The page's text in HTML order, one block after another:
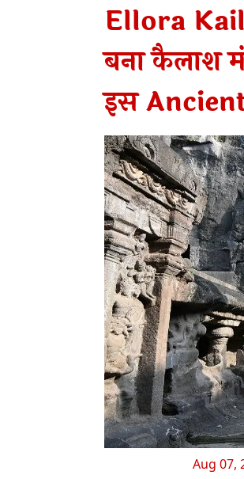
Ellora
बना कैलाश
इस
Aug 07,